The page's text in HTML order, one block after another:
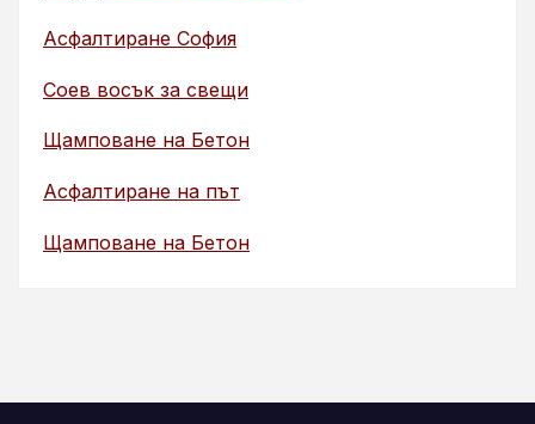
Асфалтиране София
Соев восък за свещи
Щамповане на Бетон
Асфалтиране на път
Щамповане на Бетон